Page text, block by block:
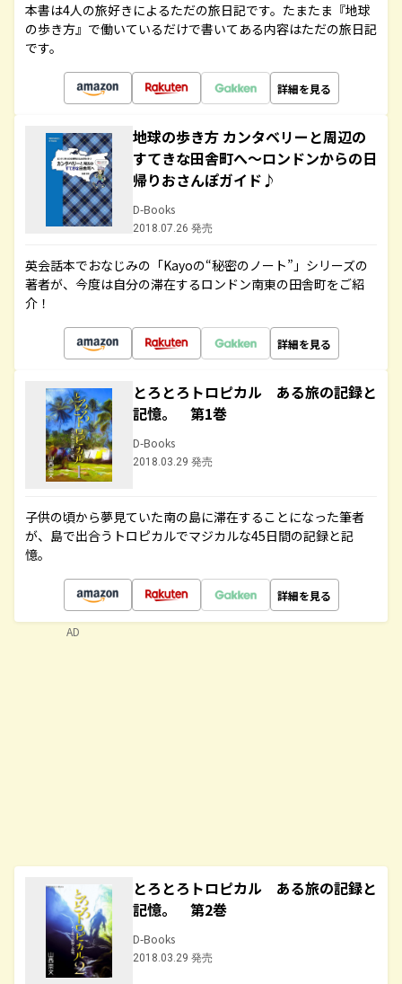
本書は4人の旅好きによるただの旅日記です。たまたま『地球
の歩き方』で働いているだけで書いてある内容はただの旅日記
です。
詳細を見る
地球の歩き方 カンタベリーと周辺の
すてきな田舎町へ～ロンドンからの日
帰りおさんぽガイド♪
D-Books
2018.07.26 発売
英会話本でおなじみの「Kayoの“秘密のノート”」シリーズの
著者が、今度は自分の滞在するロンドン南東の田舎町をご紹
介！
詳細を見る
とろとろトロピカル ある旅の記録と
記憶。 第1巻
D-Books
2018.03.29 発売
子供の頃から夢見ていた南の島に滞在することになった筆者
が、島で出合うトロピカルでマジカルな45日間の記録と記
憶。
詳細を見る
とろとろトロピカル ある旅の記録と
記憶。 第2巻
D-Books
2018.03.29 発売
AD